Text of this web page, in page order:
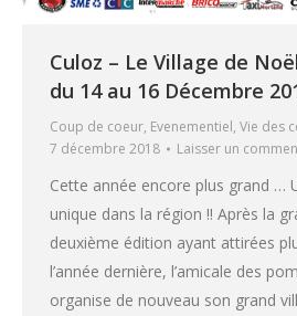
Culoz – Le Village de
du 14 au 16 Décembre
Coup de coeur, Evenementiel, Vie des
7 décembre 2018
Laisser un
Cette année encore plus grand …
unique dans la région !! Après la
deuxième édition ayant attirées
l’année dernière, l’amicale des
organise de nouveau son grand